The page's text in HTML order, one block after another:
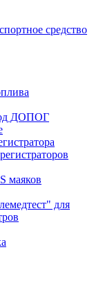
средство
ДОПОГ
маяков
для